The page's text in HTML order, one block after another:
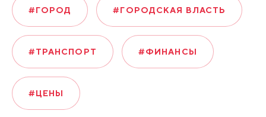
#ГОРОД #ГОРОДСКАЯ ВЛАСТЬ
#ТРАНСПОРТ #ФИНАНСЫ
#ЦЕНЫ